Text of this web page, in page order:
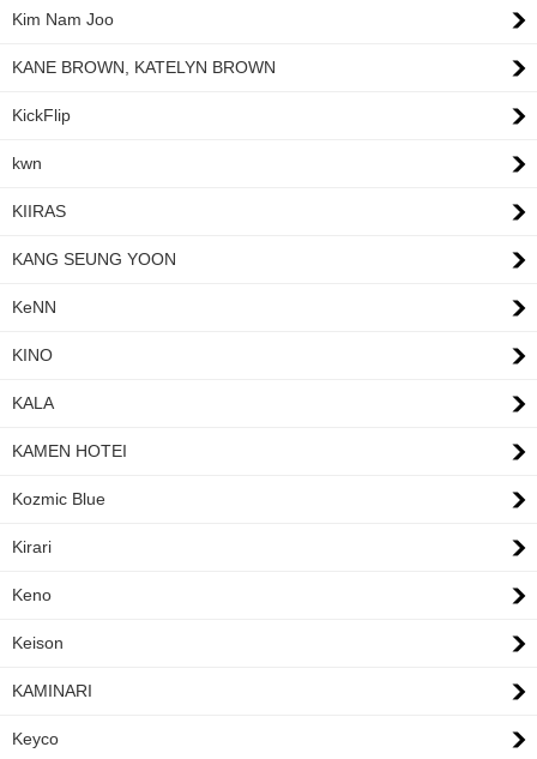
Kim Nam Joo
KANE BROWN, KATELYN BROWN
KickFlip
kwn
KIIRAS
KANG SEUNG YOON
KeNN
KINO
KALA
KAMEN HOTEI
Kozmic Blue
Kirari
Keno
Keison
KAMINARI
Keyco